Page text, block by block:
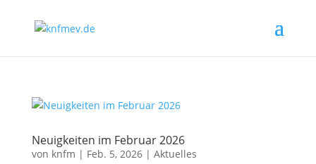
Neuigkeiten im Februar 2026
von knfm | Feb. 5, 2026| Aktuelles